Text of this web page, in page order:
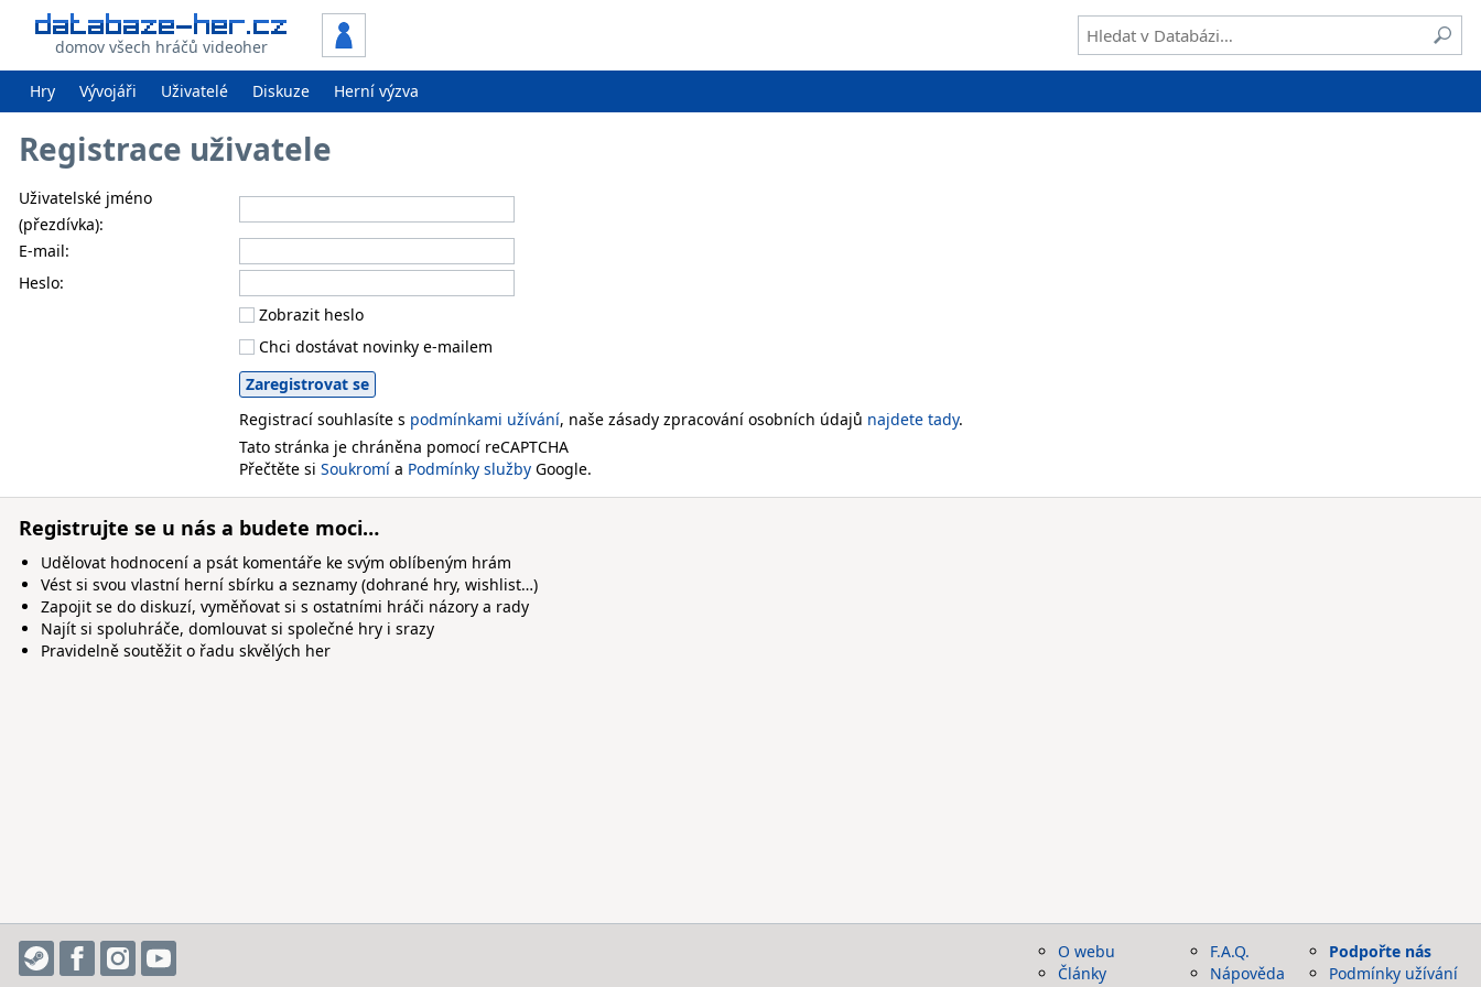
domov všech hráčů videoher
Hry Vývojáři Uživatelé Diskuze Herní výzva
Registrace uživatele
Uživatelské jméno
(přezdívka):
E-mail:
Heslo:
Zobrazit heslo
Chci dostávat novinky e-mailem
Registrací souhlasíte s podmínkami užívání, naše zásady zpracování osobních údajů najdete tady.
Tato stránka je chráněna pomocí reCAPTCHA
Přečtěte si Soukromí a Podmínky služby Google.
Registrujte se u nás a budete moci…
Udělovat hodnocení a psát komentáře ke svým oblíbeným hrám
Vést si svou vlastní herní sbírku a seznamy (dohrané hry, wishlist…)
Zapojit se do diskuzí, vyměňovat si s ostatními hráči názory a rady
Najít si spoluhráče, domlouvat si společné hry i srazy
Pravidelně soutěžit o řadu skvělých her
O webu
Články
F.A.Q.
Nápověda
Podpořte nás
Podmínky užívání